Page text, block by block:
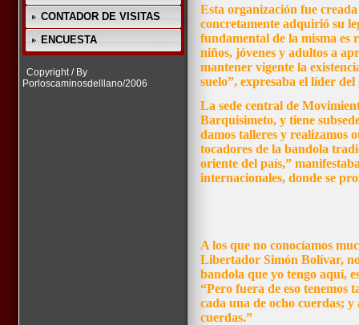
CONTADOR DE VISITAS
ENCUESTA
Copyright / By
Porloscaminosdelllano/2006
Esta organización fue
concretamente adquirió su
fundamental de la misma es
niños, jóvenes y adultos a
mantener vigente la
suelo”, expresaba el líder
La sede central de
Barquisimeto, y tiene
damos talleres y realizamos
tocadores de la bandola
oriente del país,”
internacionales, donde se
A los que no conocíamos
Libertador Simón Bolívar,
bandola que yo tengo aquí,
“Pero fuera de eso tenemos
cada una de ocho cuerdas; y
cuerdas.”